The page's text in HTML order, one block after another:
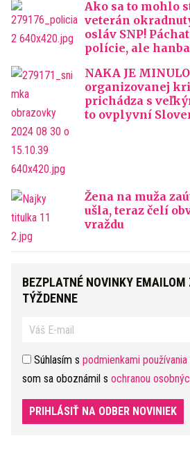
Ako sa to mohlo
veterán
osláv SNP!
polície, ale
NAKA JE
organizovanej
prichádza s
to ovplyvní
Žena na muža
ušla, teraz čelí
vraždu
BEZPLATNÉ NOVINKY
TÝŽDENNE
Súhlasím s podmienkami používania
som sa oboznámil s ochranou
PRIHLÁSIŤ NA ODBER NOVINIEK